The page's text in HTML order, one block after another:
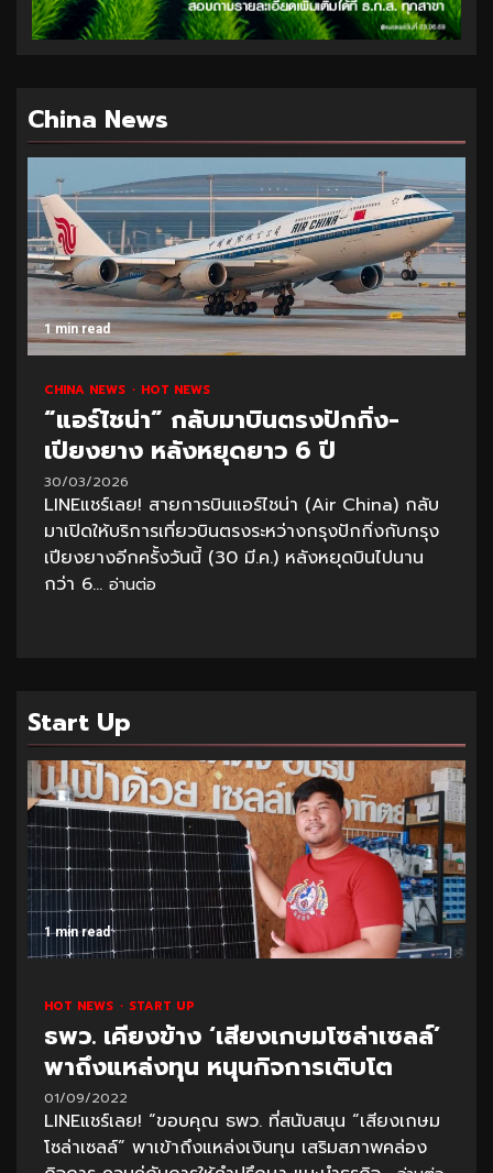
China News
1 min read
CHINA NEWS HOT NEWS
“แอร์ไชน่า” กลับมาบินตรงปักกิ่ง-
เปียงยาง หลังหยุดยาว 6 ปี
30/03/2026
LINEแชร์เลย! สายการบินแอร์ไชน่า (Air China) กลับ
มาเปิดให้บริการเที่ยวบินตรงระหว่างกรุงปักกิ่งกับกรุง
เปียงยางอีกครั้งวันนี้ (30 มี.ค.) หลังหยุดบินไปนาน
กว่า 6... อ่านต่อ
Start Up
1 min read
HOT NEWS START UP
ธพว. เคียงข้าง ‘เสียงเกษมโซล่าเซลล์’
พาถึงแหล่งทุน หนุนกิจการเติบโต
01/09/2022
LINEแชร์เลย! “ขอบคุณ ธพว. ที่สนับสนุน “เสียงเกษม
โซล่าเซลล์” พาเข้าถึงแหล่งเงินทุน เสริมสภาพคล่อง